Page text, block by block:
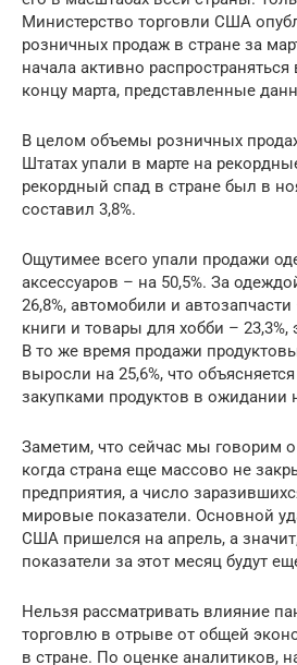
Министерство торговли США
розничных продаж в стране за
начала активно
концу марта, представленные
В целом объемы розничных
Штатах упали в марте на
рекордный спад в стране был в
составил 3,8%.
Ощутимее всего упали продажи
аксессуаров – на 50,5%. За
26,8%, автомобили и
книги и товары для хобби – 23,3%,
В то же время продажи
выросли на 25,6%, что
закупками продуктов в ожидании
Заметим, что сейчас мы говорим
когда страна еще массово не
предприятия, а число
мировые показатели. Основной
США пришелся на апрель, а
показатели за этот месяц будут
Нельзя рассматривать влияние
торговлю в отрыве от общей
в стране. По оценке аналитиков,